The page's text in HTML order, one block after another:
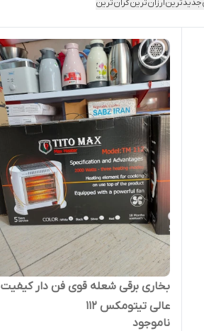
جدیدترینارزان‌ترینگران‌ترین
بخاری برقی شعله قوی فن دار کیفیت
عالی تیتومکس ۱۱۲
ناموجود